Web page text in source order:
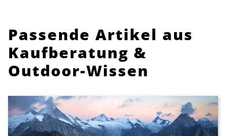
Passende Artikel aus
Kaufberatung &
Outdoor-Wissen